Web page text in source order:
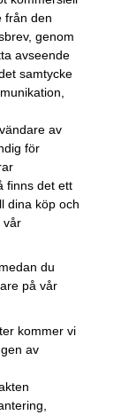
från den
genom
avseende
samtycke
av
för
finns det ett
dina köp och
vår
du
på vår
kommer vi
av